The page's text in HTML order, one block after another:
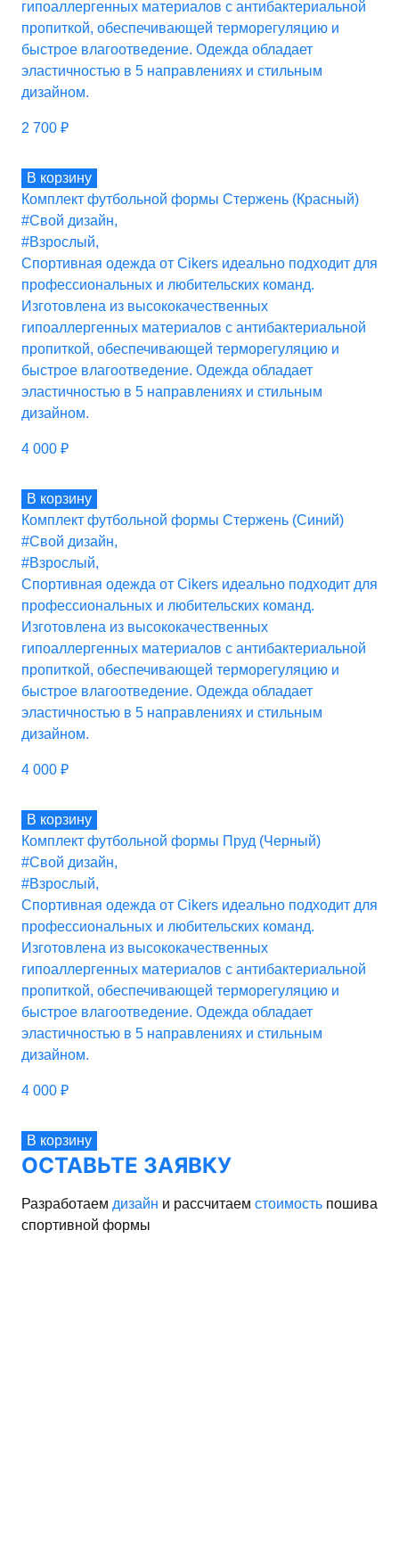
гипоаллергенных материалов с антибактериальной
пропиткой, обеспечивающей терморегуляцию и
быстрое влагоотведение. Одежда обладает
эластичностью в 5 направлениях и стильным
дизайном.
2 700 ₽
В корзину
Комплект футбольной формы Стержень (Красный)
#Свой дизайн,
#Взрослый,
Спортивная одежда от Cikers идеально подходит для
профессиональных и любительских команд.
Изготовлена из высококачественных
гипоаллергенных материалов с антибактериальной
пропиткой, обеспечивающей терморегуляцию и
быстрое влагоотведение. Одежда обладает
эластичностью в 5 направлениях и стильным
дизайном.
4 000 ₽
В корзину
Комплект футбольной формы Стержень (Синий)
#Свой дизайн,
#Взрослый,
Спортивная одежда от Cikers идеально подходит для
профессиональных и любительских команд.
Изготовлена из высококачественных
гипоаллергенных материалов с антибактериальной
пропиткой, обеспечивающей терморегуляцию и
быстрое влагоотведение. Одежда обладает
эластичностью в 5 направлениях и стильным
дизайном.
4 000 ₽
В корзину
Комплект футбольной формы Пруд (Черный)
#Свой дизайн,
#Взрослый,
Спортивная одежда от Cikers идеально подходит для
профессиональных и любительских команд.
Изготовлена из высококачественных
гипоаллергенных материалов с антибактериальной
пропиткой, обеспечивающей терморегуляцию и
быстрое влагоотведение. Одежда обладает
эластичностью в 5 направлениях и стильным
дизайном.
4 000 ₽
В корзину
ОСТАВЬТЕ ЗАЯВКУ
Разработаем дизайн и рассчитаем стоимость пошива
спортивной формы